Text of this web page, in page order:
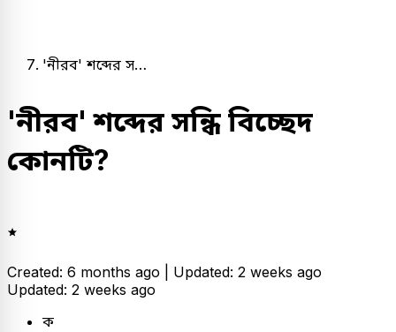
'নীরব' শব্দের স…
'নীরব' শব্দের সন্ধি বিচ্ছেদ
কোনটি?
Created: 6 months ago | Updated: 2 weeks ago
Updated: 2 weeks ago
ক